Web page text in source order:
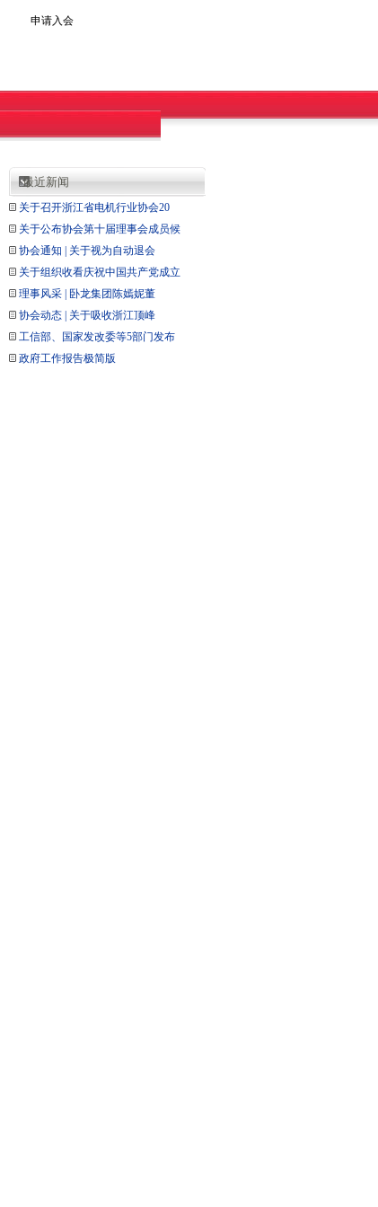
申请入会
最近新闻
关于召开浙江省电机行业协会20
关于公布协会第十届理事会成员候
协会通知 | 关于视为自动退会
关于组织收看庆祝中国共产党成立
理事风采 | 卧龙集团陈嫣妮董
协会动态 | 关于吸收浙江顶峰
工信部、国家发改委等5部门发布
政府工作报告极简版